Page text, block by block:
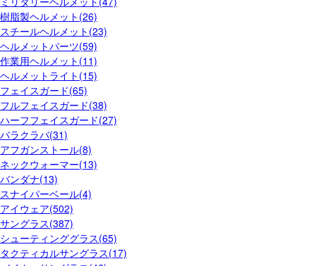
樹脂製ヘルメット(26)
スチールヘルメット(23)
ヘルメットパーツ(59)
作業用ヘルメット(11)
ヘルメットライト(15)
フェイスガード(65)
フルフェイスガード(38)
ハーフフェイスガード(27)
バラクラバ(31)
アフガンストール(8)
ネックウォーマー(13)
バンダナ(13)
スナイパーベール(4)
アイウェア(502)
サングラス(387)
シューティンググラス(65)
タクティカルサングラス(17)